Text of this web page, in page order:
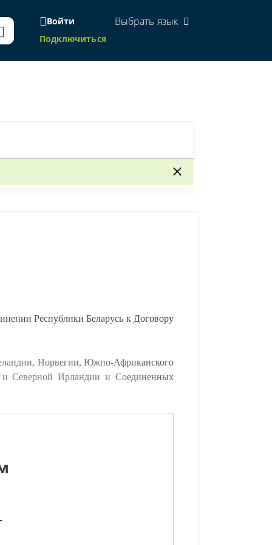
Войти
Подключиться
Выбрать язык
Республики Беларусь к Договору
Норвегии, Южно-Африканского
и Северной Ирландии и Соединенных